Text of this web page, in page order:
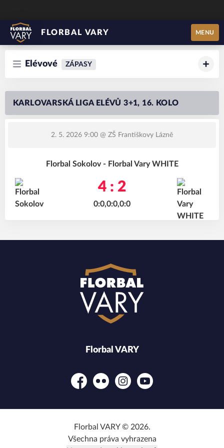
FLORBAL VARY MENU
Elévové ZÁPASY
KARLOVARSKÁ LIGA ELÉVŮ 3+1, 16. KOLO
2. 5. 2026 9:00 @ ZŠ Františkovy Lázně
Florbal Sokolov - Florbal Vary WHITE
4 : 2
0:0,0:0,0:0
Florbal VARY
FacebookFlickr InstagramYouTube
Florbal VARY © 2026.
Všechna práva vyhrazena